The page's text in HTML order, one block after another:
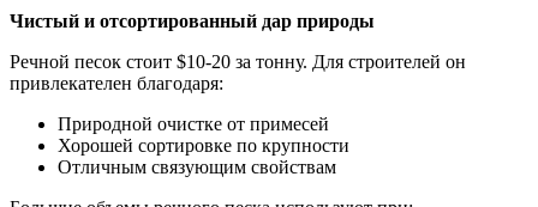
Чистый и отсортированный дар природы
Речной песок стоит $10-20 за тонну. Для строителей он
привлекателен благодаря:
Природной очистке от примесей
Хорошей сортировке по крупности
Отличным связующим свойствам